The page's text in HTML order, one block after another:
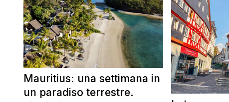
Mauritius: una settimana in
un paradiso terrestre.